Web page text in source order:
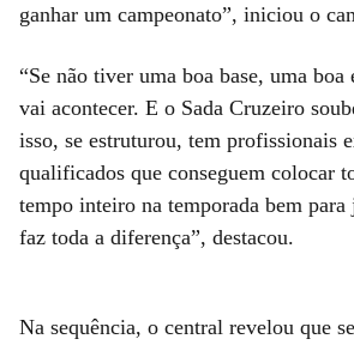
ganhar um campeonato”, iniciou o
“Se não tiver uma boa base, uma boa
vai acontecer. E o Sada Cruzeiro
isso, se estruturou, tem profissionais
qualificados que conseguem colocar
tempo inteiro na temporada bem para
faz toda a diferença”, destacou.
Na sequência, o central revelou que